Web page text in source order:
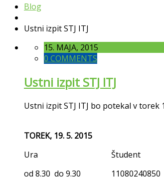
Blog
Ustni izpit STJ ITJ
15. MAJA, 2015
0 COMMENTS
Ustni izpit STJ ITJ
Ustni izpit STJ ITJ bo potekal v torek
TOREK, 19. 5. 2015
Ura
Študent
od 8.30 do 9.30
11080240850